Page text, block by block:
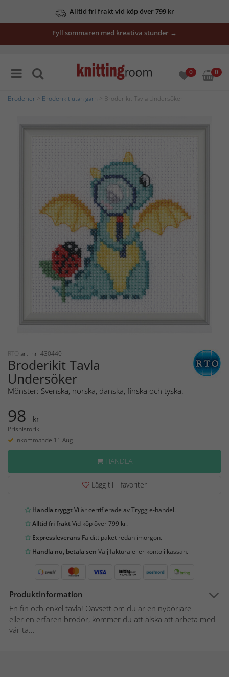
Alltid fri frakt vid köp över 799 kr
Fyll sommaren med kreativa stunder →
0 0
Broderier Broderikit utan garn > Broderikit Tavla Undersöker
RTO art. nr: 430440
Broderikit Tavla
Undersöker
Mönster: Svenska, norska, danska, finska och tyska.
98 kr
Prishistorik
Inkommande 11 Aug
HANDLA
Lägg till i favoriter
Handla tryggtVi är certifierade av Trygg e-handel.
Alltid fri fraktVid köp över 799 kr.
Expressleverans Få ditt paket redan imorgon.
Handla nu, betala sen Välj faktura eller konto i kassan.
Produktinformation
En fin och enkel tavla! Oavsett om du är en nybörjare
eller en erfaren brodör, kommer du att älska att arbeta med
vår ta...